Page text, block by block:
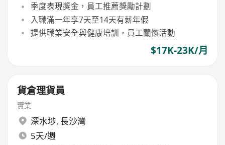
季度表現獎金，員工推薦獎勵計劃
入職滿一年享7天至14天有薪年假
提供職業安全與健康培訓，員工關懷活動
$17K-23K/月
貨倉理貨員
實業
深水埗, 長沙灣
5天/週